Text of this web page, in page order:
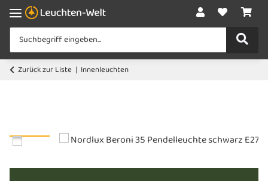
Zurück zur Liste Innenleuchten